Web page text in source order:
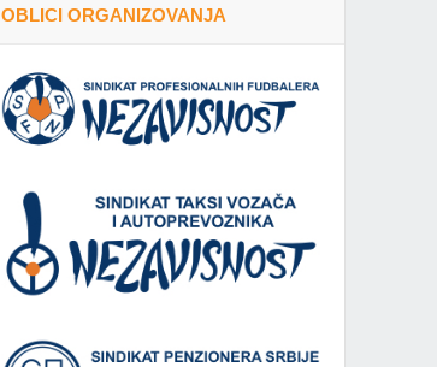
OBLICI ORGANIZOVANJA